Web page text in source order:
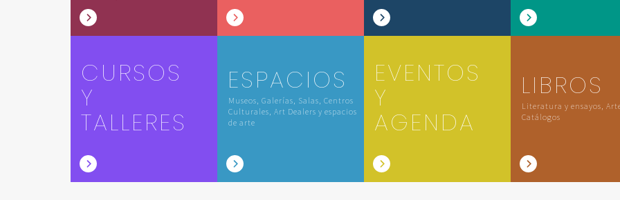
CURSOS
Y
TALLERES
ESPACIOS
Museos, Galerías, Salas, Centros
Culturales, Art Dealers y espacios
de arte
EVENTOS
Y
AGENDA
LIBROS
Literatura y ensayos,
Catálogos